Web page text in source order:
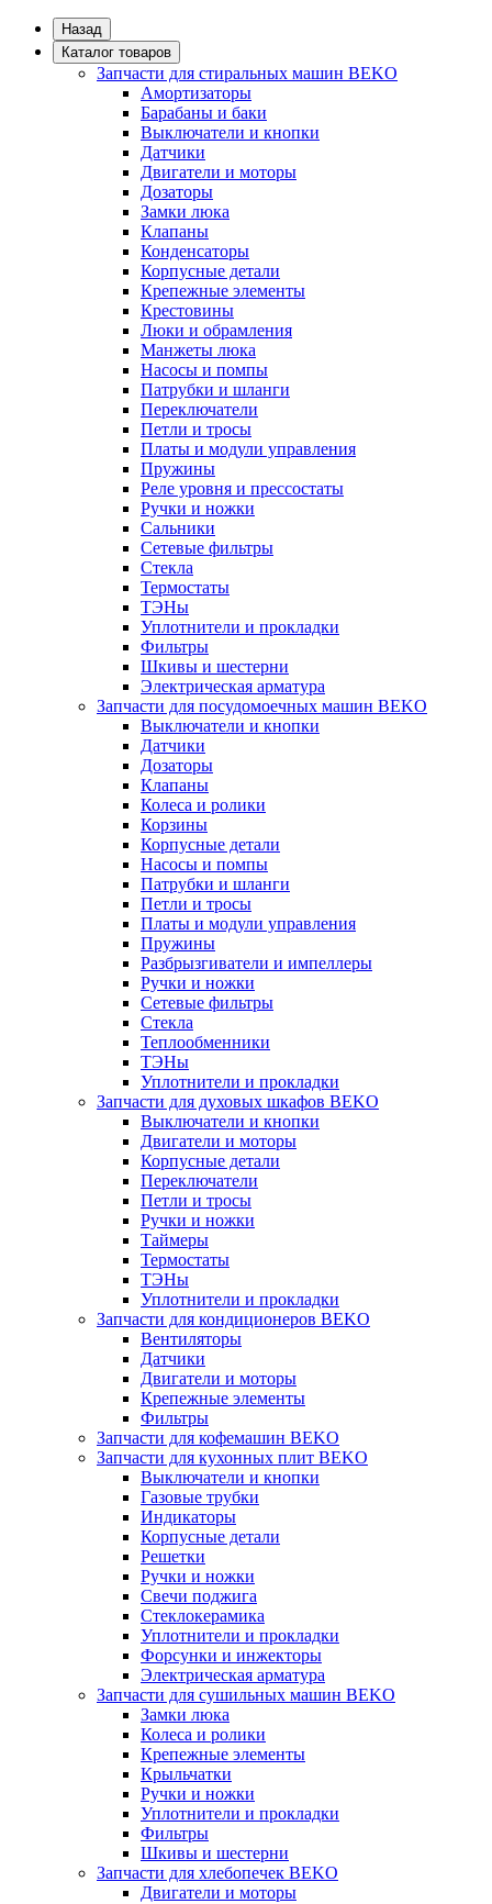
Назад
Каталог товаров
Запчасти для стиральных машин BEKO
Амортизаторы
Барабаны и баки
Выключатели и кнопки
Датчики
Двигатели и моторы
Дозаторы
Замки люка
Клапаны
Конденсаторы
Корпусные детали
Крепежные элементы
Крестовины
Люки и обрамления
Манжеты люка
Насосы и помпы
Патрубки и шланги
Переключатели
Петли и тросы
Платы и модули управления
Пружины
Реле уровня и прессостаты
Ручки и ножки
Сальники
Сетевые фильтры
Стекла
Термостаты
ТЭНы
Уплотнители и прокладки
Фильтры
Шкивы и шестерни
Электрическая арматура
Запчасти для посудомоечных машин BEKO
Выключатели и кнопки
Датчики
Дозаторы
Клапаны
Колеса и ролики
Корзины
Корпусные детали
Насосы и помпы
Патрубки и шланги
Петли и тросы
Платы и модули управления
Пружины
Разбрызгиватели и импеллеры
Ручки и ножки
Сетевые фильтры
Стекла
Теплообменники
ТЭНы
Уплотнители и прокладки
Запчасти для духовых шкафов BEKO
Выключатели и кнопки
Двигатели и моторы
Корпусные детали
Переключатели
Петли и тросы
Ручки и ножки
Таймеры
Термостаты
ТЭНы
Уплотнители и прокладки
Запчасти для кондиционеров BEKO
Вентиляторы
Датчики
Двигатели и моторы
Крепежные элементы
Фильтры
Запчасти для кофемашин BEKO
Запчасти для кухонных плит BEKO
Выключатели и кнопки
Газовые трубки
Индикаторы
Корпусные детали
Решетки
Ручки и ножки
Свечи поджига
Стеклокерамика
Уплотнители и прокладки
Форсунки и инжекторы
Электрическая арматура
Запчасти для сушильных машин BEKO
Замки люка
Колеса и ролики
Крепежные элементы
Крыльчатки
Ручки и ножки
Уплотнители и прокладки
Фильтры
Шкивы и шестерни
Запчасти для хлебопечек BEKO
Двигатели и моторы